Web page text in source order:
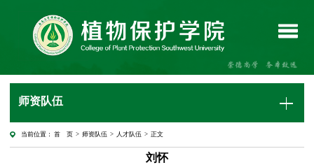
师资队伍
当前位置： 首 页 > 师资队伍 > 人才队伍 > 正文
刘怀